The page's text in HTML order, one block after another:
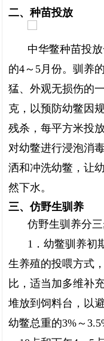
二、种苗投放
中华鳖种苗投
的4～5月份。驯养
猛、外观无损伤的
克，以预防幼鳖因
残杀，每平方米投
对幼鳖进行浸泡消
洒和冲洗幼鳖，让
然下水。
三、仿野生驯养
仿野生驯养分三
1．幼鳖驯养初
生养殖的投喂方式
比，适当加多维补
堆放到饲料台，以
幼鳖总重的3%～